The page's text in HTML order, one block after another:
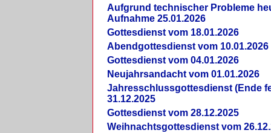
Aufgrund technischer Probleme
Aufnahme 25.01.2026
Gottesdienst vom 18.01.2026
Abendgottesdienst vom 10.01.2026
Gottesdienst vom 04.01.2026
Neujahrsandacht vom 01.01.2026
Jahresschlussgottesdienst (Ende
31.12.2025
Gottesdienst vom 28.12.2025
Weihnachtsgottesdienst vom